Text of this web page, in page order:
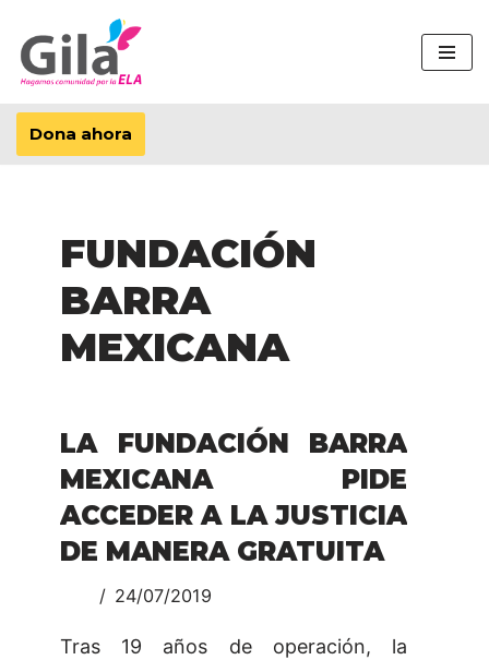
Saltar
al
contenido
Dona ahora
FUNDACIÓN
BARRA
MEXICANA
LA FUNDACIÓN BARRA
MEXICANA PIDE
ACCEDER A LA JUSTICIA
DE MANERA GRATUITA
24/07/2019
Tras 19 años de operación, la